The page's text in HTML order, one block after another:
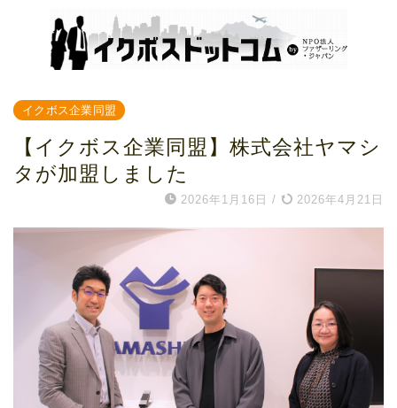
イクボス企業同盟
【イクボス企業同盟】株式会社ヤマシ
タが加盟しました
2026年1月16日 / 2026年4月21日